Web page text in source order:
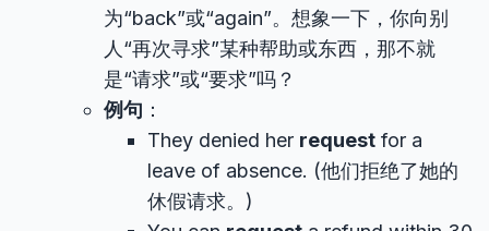
为“back”或“again”。想象一下，你向别
人“再次寻求”某种帮助或东西，那不就
是“请求”或“要求”吗？
例句 ：
They denied her request for a
leave of absence. (他们拒绝了她的
休假请求。)